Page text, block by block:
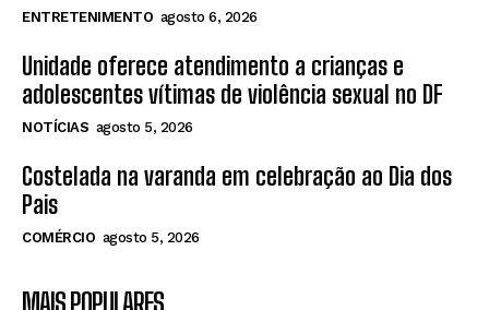
ENTRETENIMENTO agosto 6, 2026
Unidade oferece atendimento a crianças e
adolescentes vítimas de violência sexual no DF
NOTÍCIAS agosto 5, 2026
Costelada na varanda em celebração ao Dia dos
Pais
COMÉRCIO agosto 5, 2026
MAIS POPULARES